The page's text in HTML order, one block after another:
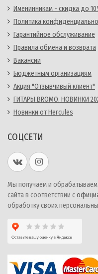
Именинникам - скидка до
Политика
Гарантийное обслуживание
Правила обмена и возврата
Вакансии
Бюджетным организациям
Акция "Отзывчивый клиент"
ГИТАРЫ BROMO. НОВИНКИ
Новинки от Hercules
СОЦСЕТИ
Мы получаем и
сайта в соответствии с
обработку своих